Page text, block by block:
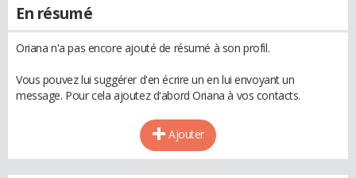
En résumé
Oriana n'a pas encore ajouté de résumé à son profil.
Vous pouvez lui suggérer d'en écrire un en lui envoyant un
message. Pour cela ajoutez d'abord Oriana à vos contacts.
Ajouter